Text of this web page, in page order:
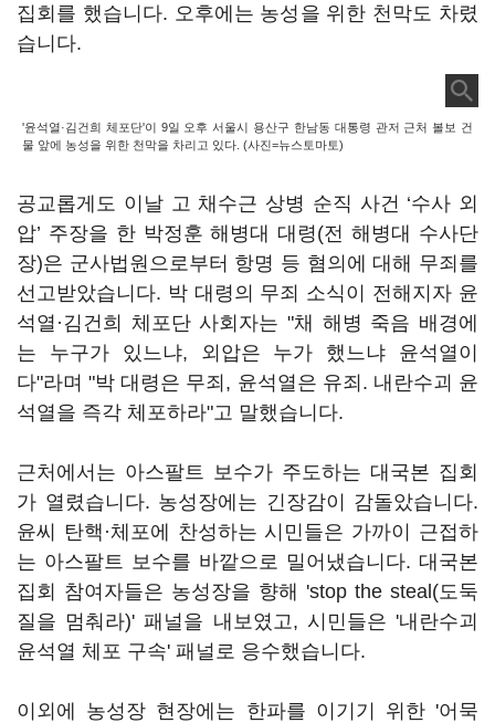
집회를 했습니다. 오후에는 농성을 위한 천막도 차렸
습니다.
'윤석열·김건희 체포단'이 9일 오후 서울시 용산구 한남동 대통령 관저 근처 볼보 건
물 앞에 농성을 위한 천막을 차리고 있다. (사진=뉴스토마토)
공교롭게도 이날 고 채수근 상병 순직 사건 ‘수사 외
압’ 주장을 한 박정훈 해병대 대령(전 해병대 수사단
장)은 군사법원으로부터 항명 등 혐의에 대해 무죄를
선고받았습니다. 박 대령의 무죄 소식이 전해지자 윤
석열·김건희 체포단 사회자는 "채 해병 죽음 배경에
는 누구가 있느냐, 외압은 누가 했느냐 윤석열이
다"라며 "박 대령은 무죄, 윤석열은 유죄. 내란수괴 윤
석열을 즉각 체포하라"고 말했습니다.
근처에서는 아스팔트 보수가 주도하는 대국본 집회
가 열렸습니다. 농성장에는 긴장감이 감돌았습니다.
윤씨 탄핵·체포에 찬성하는 시민들은 가까이 근접하
는 아스팔트 보수를 바깥으로 밀어냈습니다. 대국본
집회 참여자들은 농성장을 향해 'stop the steal(도둑
질을 멈춰라)' 패널을 내보였고, 시민들은 '내란수괴
윤석열 체포 구속' 패널로 응수했습니다.
이외에 농성장 현장에는 한파를 이기기 위한 '어묵